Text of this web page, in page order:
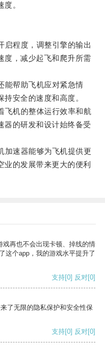
。
程度，调整引擎的输出
度，减少起飞和爬升所需
帮助飞机应对紧急情
安全的速度和高度。
机的整体运行效率和航
器的研发和设计始终备受
速器能够为飞机提供更
业的发展带来更大的便利
再也不会出现卡顿、掉线的情
这个app，我的游戏水平提升了
支持[0] 反对[0]
了无限的隐私保护和安全性保
支持[0] 反对[0]